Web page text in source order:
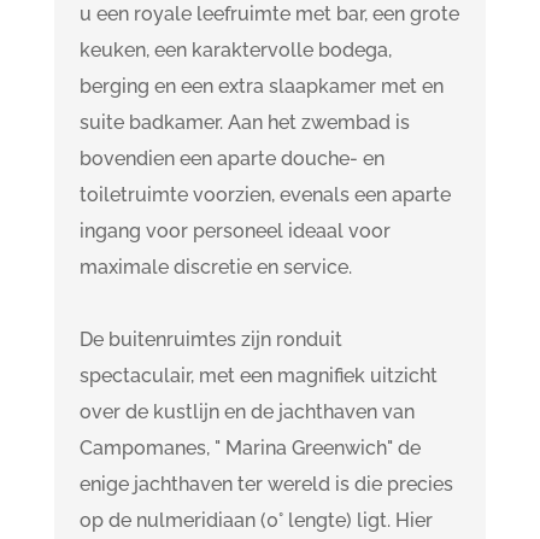
u een royale leefruimte met bar, een grote
keuken, een karaktervolle bodega,
berging en een extra slaapkamer met en
suite badkamer. Aan het zwembad is
bovendien een aparte douche- en
toiletruimte voorzien, evenals een aparte
ingang voor personeel ideaal voor
maximale discretie en service.
De buitenruimtes zijn ronduit
spectaculair, met een magnifiek uitzicht
over de kustlijn en de jachthaven van
Campomanes, " Marina Greenwich" de
enige jachthaven ter wereld is die precies
op de nulmeridiaan (0° lengte) ligt. Hier